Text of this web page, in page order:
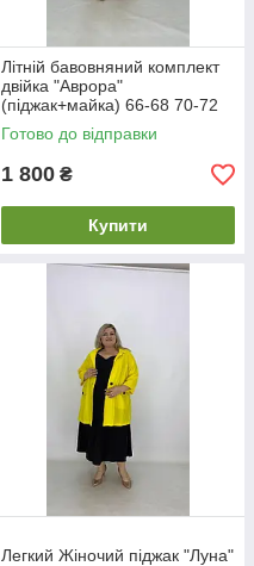
Літній бавовняний комплект
двійка "Аврора"
(піджак+майка) 66-68 70-72
74-76
Готово до відправки
1 800 ₴
Купити
Легкий Жіночий піджак "Луна"